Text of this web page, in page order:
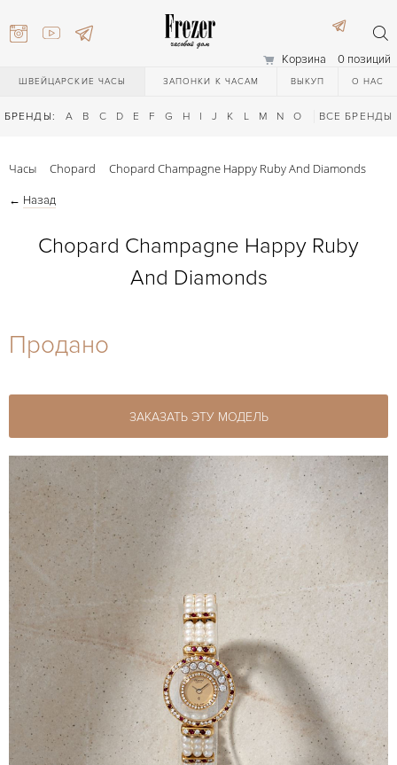
Корзина 0 позиций
ШВЕЙЦАРСКИЕ ЧАСЫ ЗАПОНКИ К ЧАСАМ ВЫКУП О НАС
БРЕНДЫ: A B C D E F G H I J K L M N O Q R S T
ВСЕ БРЕНДЫ
27-44
Часы Chopard Chopard Champagne Happy Ruby And Diamonds
← Назад
Chopard Champagne Happy Ruby
And Diamonds
Продано
ЗАКАЗАТЬ ЭТУ МОДЕЛЬ